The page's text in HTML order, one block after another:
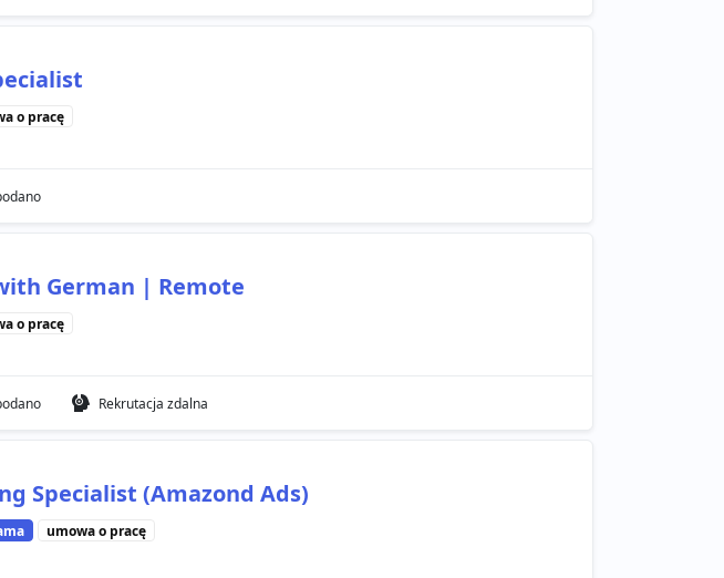
o pracę
German | Remote
o pracę
Rekrutacja zdalna
Specialist (Amazond Ads)
umowa o pracę